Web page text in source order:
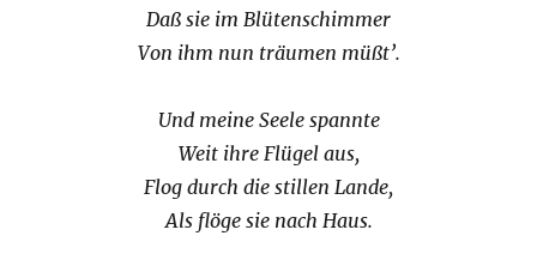
Daß sie im Blütenschimmer
Von ihm nun träumen müßt’.
Und meine Seele spannte
Weit ihre Flügel aus,
Flog durch die stillen Lande,
Als flöge sie nach Haus.